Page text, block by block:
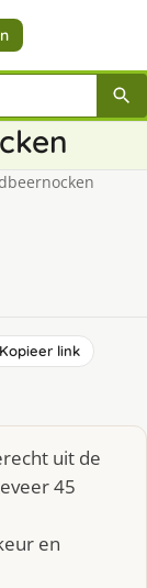
Kopieer link
uit de
45
en